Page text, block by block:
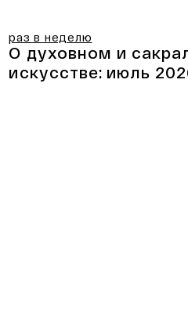
раз в неделю
О духовном и
искусстве: июль